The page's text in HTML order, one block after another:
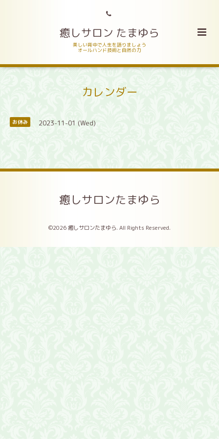
癒しサロン たまゆら
美しい背中で人生を語りましょう
オールハンド技術と自然の力
カレンダー
お休み 2023-11-01 (Wed)
癒しサロンたまゆら
©2026癒しサロンたまゆら. All Rights Reserved.